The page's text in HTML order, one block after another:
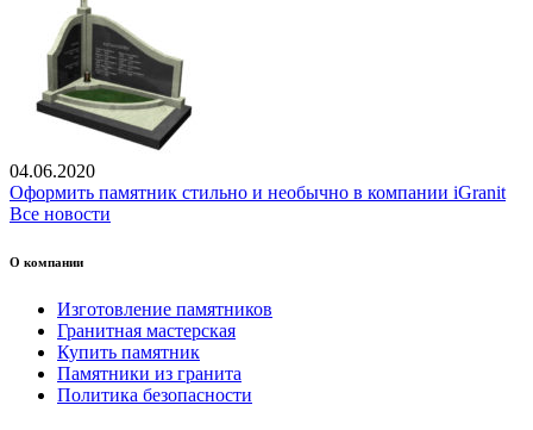
04.06.2020
Оформить памятник стильно и необычно в компании iGranit
Все новости
О компании
Изготовление памятников
Гранитная мастерская
Купить памятник
Памятники из гранита
Политика безопасности